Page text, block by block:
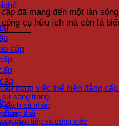
cấp
Sạn
đã mang đến một làn
cụ hữu ích mà còn là
trong việc thể hiện đẳng
sang trọng
cách cá nhân
thái
giao tiếp và công việc